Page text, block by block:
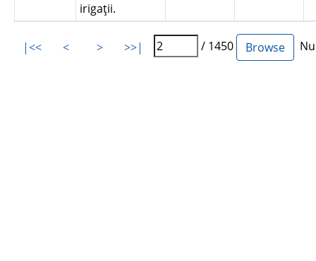
irigaţii.
|<< < > >>| / 1450